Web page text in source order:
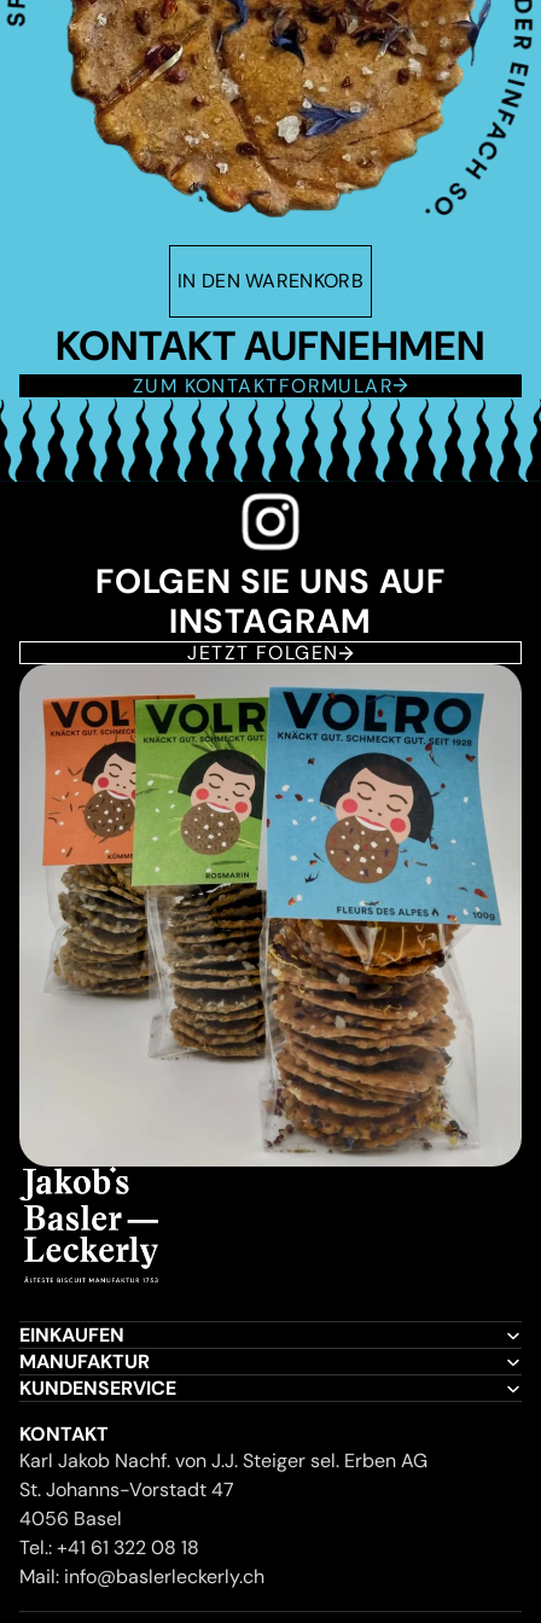
IN DEN WARENKORB
KONTAKT AUFNEHMEN
ZUM KONTAKTFORMULAR
FOLGEN SIE UNS AUF
INSTAGRAM
JETZT FOLGEN
EINKAUFEN
MANUFAKTUR
KUNDENSERVICE
KONTAKT
Karl Jakob Nachf. von J.J. Steiger sel. Erben AG
St. Johanns-Vorstadt 47
4056 Basel
Tel.:+41 61 322 08 18
Mail: info@baslerleckerly.ch